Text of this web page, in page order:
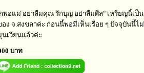
พ่อแม่ อย่าลืมคุณ รักบุญ อย่าลืมศีล" เหรียญนี้เป็
ง จ.สงขลาค่ะ ก่อนนี้พอมีเห็นเรื่อย ๆ ปัจจุบันนี้ไ
เวียนแล้วค่ะ
บาท